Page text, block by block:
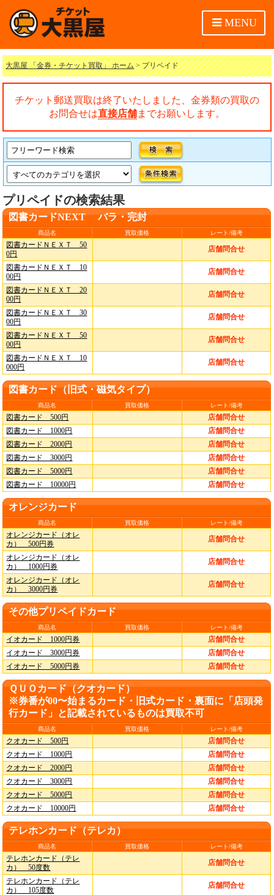
MENU
大黒屋 「金券・チケット買取」 ホーム> プリペイド
チケット郵送買取は終了いたしました、金券類の買取の
お問合せは直接店舗までお願いします。
プリペイドの検索結果
図書カードNEXT バラ・完封
商品名 買取価格 レート/備考
図書カードＮＥＸＴ 50
0円
店舗問合せ
図書カードＮＥＸＴ 10
00円
店舗問合せ
図書カードＮＥＸＴ 20
00円
店舗問合せ
図書カードＮＥＸＴ 30
00円
店舗問合せ
図書カードＮＥＸＴ 50
00円
店舗問合せ
図書カードＮＥＸＴ 10
000円
店舗問合せ
図書カード（旧式・磁気タイプ）
商品名 買取価格 レート/備考
図書カード 500円
店舗問合せ
図書カード 1000円
店舗問合せ
図書カード 2000円
店舗問合せ
図書カード 3000円
店舗問合せ
図書カード 5000円
店舗問合せ
図書カード 10000円
店舗問合せ
オレンジカード
商品名 買取価格 レート/備考
オレンジカード（オレ
カ） 500円券
店舗問合せ
オレンジカード（オレ
カ） 1000円券
店舗問合せ
オレンジカード（オレ
カ） 3000円券
店舗問合せ
その他プリペイドカード
商品名 買取価格 レート/備考
イオカード 1000円券
店舗問合せ
イオカード 3000円券
店舗問合せ
イオカード 5000円券
店舗問合せ
ＱＵＯカード（クオカード）
※券番が00〜始まるカード・旧式カード・裏面に「店頭発
行カード」と記載されているものは買取不可
商品名 買取価格 レート/備考
クオカード 500円
店舗問合せ
クオカード 1000円
店舗問合せ
クオカード 2000円
店舗問合せ
クオカード 3000円
店舗問合せ
クオカード 5000円
店舗問合せ
クオカード 10000円
店舗問合せ
テレホンカード（テレカ）
商品名 買取価格 レート/備考
テレホンカード（テレ
カ） 50度数
店舗問合せ
テレホンカード（テレ
カ） 105度数
店舗問合せ